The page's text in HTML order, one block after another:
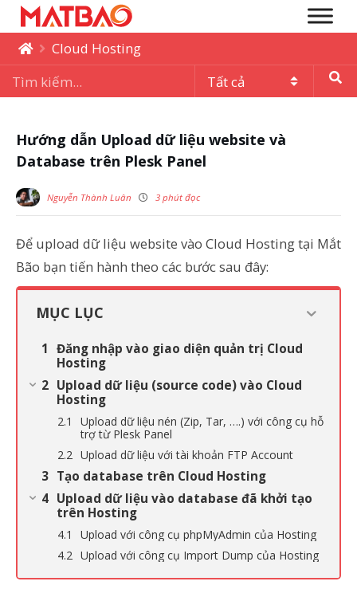
Cloud Hosting
Hướng dẫn Upload dữ liệu website và
Database trên Plesk Panel
Nguyễn Thành Luân 3 phút đọc
Để upload dữ liệu website vào Cloud Hosting tại Mắt
Bão bạn tiến hành theo các bước sau đây:
MỤC LỤC
Đăng nhập vào giao diện quản trị Cloud
Hosting
Upload dữ liệu (source code) vào Cloud
Hosting
Upload dữ liệu nén (Zip, Tar, ….) với công cụ hỗ
trợ từ Plesk Panel
Upload dữ liệu với tài khoản FTP Account
Tạo database trên Cloud Hosting
Upload dữ liệu vào database đã khởi tạo
trên Hosting
Upload với công cụ phpMyAdmin của Hosting
Upload với công cụ Import Dump của Hosting